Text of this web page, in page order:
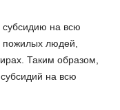
субсидию на всю
пожилых людей,
Таким образом,
на всю